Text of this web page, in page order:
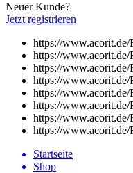
Neuer Kunde?
Jetzt registrieren
https://www.acorit.de/
https://www.acorit.de/
https://www.acorit.de/
https://www.acorit.de/
https://www.acorit.de/
https://www.acorit.de/
https://www.acorit.de/
https://www.acorit.de/
Startseite
Shop